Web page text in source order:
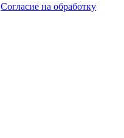
Согласие на обработку